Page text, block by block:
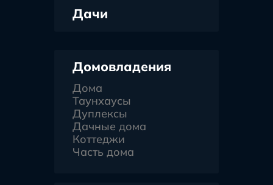
Дачи
Домовладения
Дома
Таунхаусы
Дуплексы
Дачные дома
Коттеджи
Часть дома